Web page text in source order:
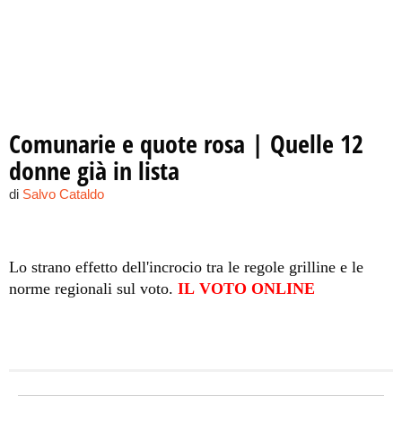
Comunarie e quote rosa | Quelle 12
donne già in lista
di Salvo Cataldo
Lo strano effetto dell'incrocio tra le regole grilline e le
norme regionali sul voto. IL VOTO ONLINE